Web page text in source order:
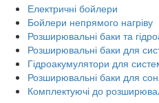
Електричні бойлери
Бойлери непрямого нагріву
Розширювальні баки та
Розширювальні баки для
Гідроакумулятори для
Розширювальні баки для
Комплектуючі до